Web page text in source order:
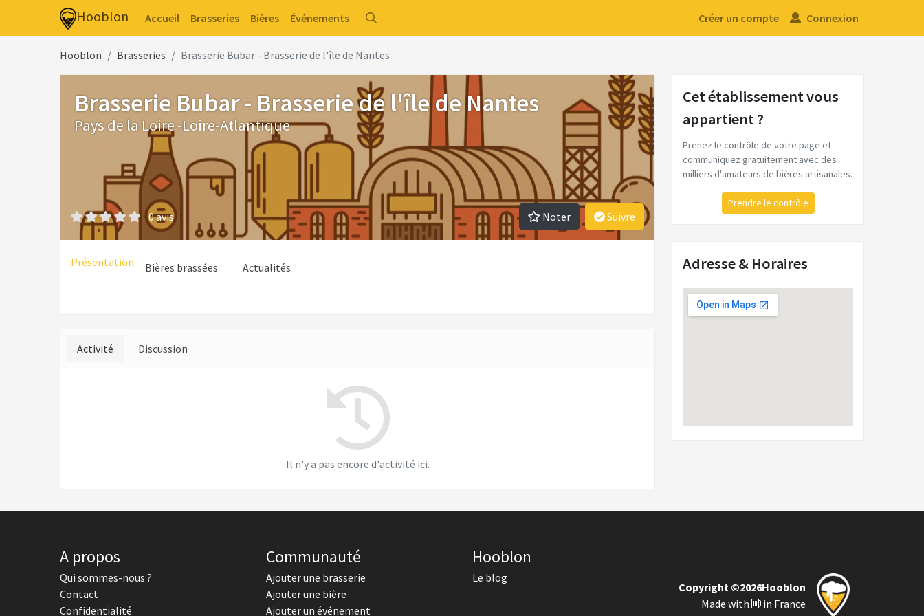
Hooblon Accueil Brasseries Bières Événements Créer un compte Connexion
Hooblon Brasseries Brasserie Bubar - Brasserie de l'île de Nantes
Brasserie Bubar - Brasserie de l'île de Nantes
Pays de la Loire -Loire-Atlantique
0 avis Noter Suivre
Présentation Bières brassées Actualités
Activité Discussion
Il n'y a pas encore d'activité ici.
Cet établissement vous
appartient ?
Prenez le contrôle de votre page et
communiquez gratuitement avec des
milliers d'amateurs de bières artisanales.
Prendre le contrôle
Adresse & Horaires
A propos
Qui sommes-nous ?
Contact
Confidentialité
Communauté
Ajouter une brasserie
Ajouter une bière
Ajouter un événement
Hooblon
Le blog
Copyright ©2026Hooblon
Made with
in France